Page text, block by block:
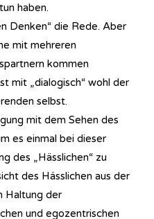
haben.
Denken“ die Rede. Aber
mit mehreren
kommen
mit „dialogisch“ wohl der
selbst.
mit dem Sehen des
es einmal bei dieser
des „Hässlichen“ zu
des Hässlichen aus der
Haltung der
und egozentrischen